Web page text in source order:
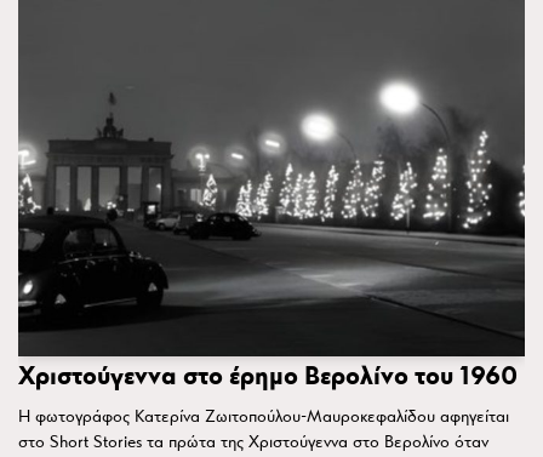
Χριστούγεννα στο έρημο Βερολίνο του 1960
Η φωτογράφος Κατερίνα Ζωιτοπούλου-Μαυροκεφαλίδου αφηγείται
στο Short Stories τα πρώτα της Χριστούγεννα στο Βερολίνο όταν